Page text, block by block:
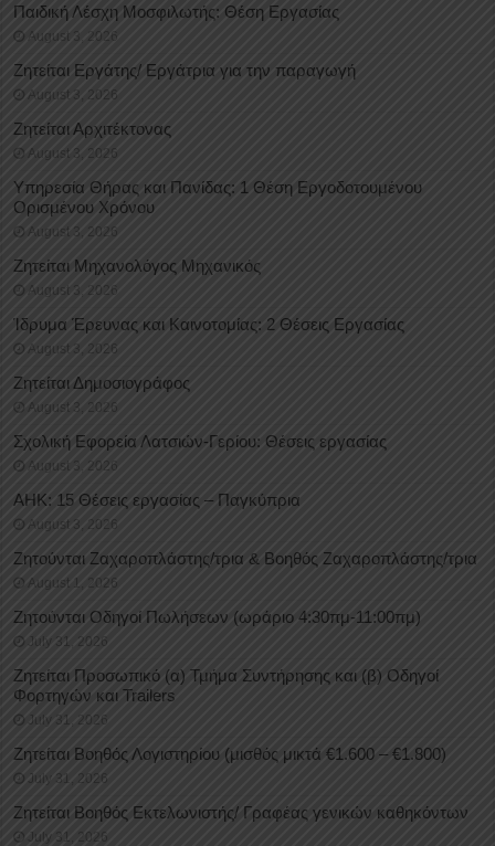
Παιδική Λέσχη Μοσφιλωτής: Θέση Εργασίας
August 3, 2026
Ζητείται Εργάτης/ Εργάτρια για την παραγωγή
August 3, 2026
Ζητείται Αρχιτέκτονας
August 3, 2026
Υπηρεσία Θήρας και Πανίδας: 1 Θέση Eργοδοτουμένου
Oρισμένου Xρόνου
August 3, 2026
Ζητείται Μηχανολόγος Μηχανικός
August 3, 2026
Ίδρυμα Έρευνας και Καινοτομίας: 2 Θέσεις Εργασίας
August 3, 2026
Ζητείται Δημοσιογράφος
August 3, 2026
Σχολική Εφορεία Λατσιών-Γερίου: Θέσεις εργασίας
August 3, 2026
ΑΗΚ: 15 Θέσεις εργασίας – Παγκύπρια
August 3, 2026
Ζητούνται Ζαχαροπλάστης/τρια & Βοηθός Ζαχαροπλάστης/τρια
August 1, 2026
Ζητούνται Οδηγοί Πωλήσεων (ωράριο 4:30πμ-11:00πμ)
July 31, 2026
Ζητείται Προσωπικό (α) Τμήμα Συντήρησης και (β) Οδηγοί
Φορτηγών και Trailers
July 31, 2026
Ζητείται Βοηθός Λογιστηρίου (μισθός μικτά €1.600 – €1.800)
July 31, 2026
Ζητείται Βοηθός Εκτελωνιστής/ Γραφέας γενικών καθηκόντων
July 31, 2026